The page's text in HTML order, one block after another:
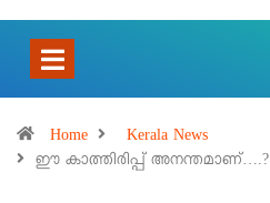
Home
Kerala News
ഈ കാത്തിരിപ്പ് അനന്തമാണ്….?